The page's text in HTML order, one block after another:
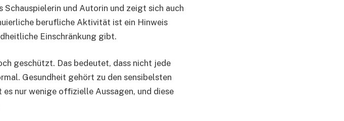
und Autorin und zeigt sich auch
berufliche Aktivität ist ein Hinweis
Einschränkung gibt.
geschützt. Das bedeutet, dass nicht jede
Gesundheit gehört zu den sensibelsten
es nur wenige offizielle Aussagen, und diese